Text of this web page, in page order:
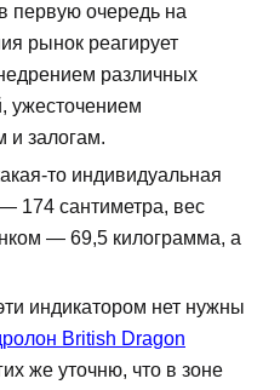
первую очередь на
рынок реагирует
различных
ужесточением
и залогам.
то индивидуальная
174 сантиметра, вес
— 69,5 килограмма, а
индикатором нет нужны
British Dragon
же уточню, что в зоне